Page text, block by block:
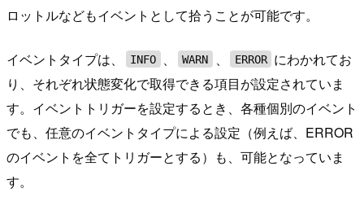
ロットルなどもイベントとして拾うことが可能です。
イベントタイプは、 INFO 、 WARN 、 ERROR にわかれてお
り、それぞれ状態変化で取得できる項目が設定されていま
す。イベントトリガーを設定するとき、各種個別のイベント
でも、任意のイベントタイプによる設定（例えば、ERROR
のイベントを全てトリガーとする）も、可能となっていま
す。